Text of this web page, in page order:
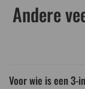
Andere
Voor wie is een 3-